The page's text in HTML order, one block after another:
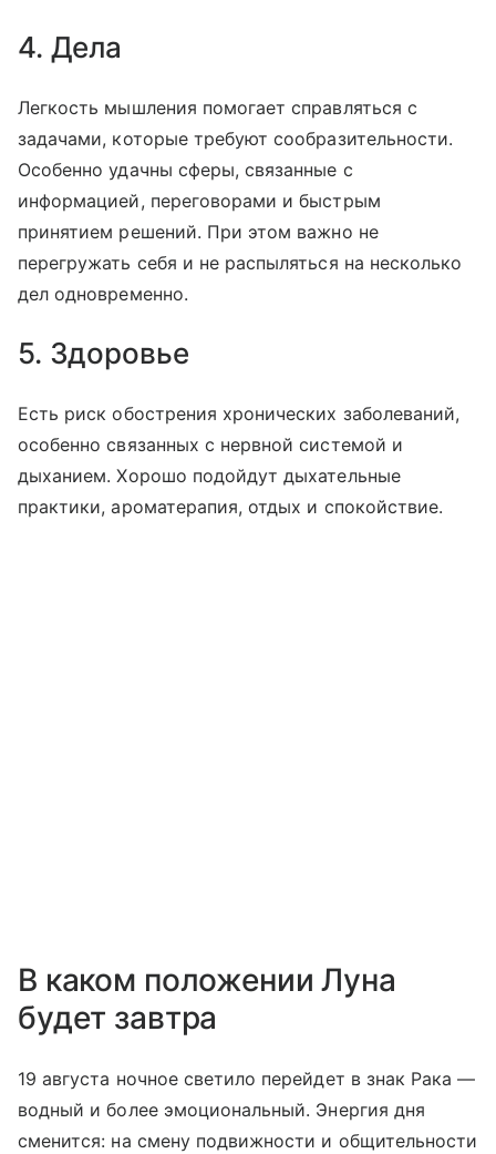
4. Дела
Легкость мышления помогает справляться с
задачами, которые требуют сообразительности.
Особенно удачны сферы, связанные с
информацией, переговорами и быстрым
принятием решений. При этом важно не
перегружать себя и не распыляться на несколько
дел одновременно.
5. Здоровье
Есть риск обострения хронических заболеваний,
особенно связанных с нервной системой и
дыханием. Хорошо подойдут дыхательные
практики, ароматерапия, отдых и спокойствие.
В каком положении Луна
будет завтра
19 августа ночное светило перейдет в знак Рака —
водный и более эмоциональный. Энергия дня
сменится: на смену подвижности и общительности